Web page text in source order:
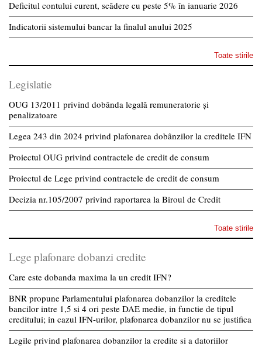
Deficitul contului curent, scădere cu peste 5% în ianuarie 2026
Indicatorii sistemului bancar la finalul anului 2025
Toate stirile
Legislatie
OUG 13/2011 privind dobânda legală remuneratorie și
penalizatoare
Legea 243 din 2024 privind plafonarea dobânzilor la creditele IFN
Proiectul OUG privind contractele de credit de consum
Proiectul de Lege privind contractele de credit de consum
Decizia nr.105/2007 privind raportarea la Biroul de Credit
Toate stirile
Lege plafonare dobanzi credite
Care este dobanda maxima la un credit IFN?
BNR propune Parlamentului plafonarea dobanzilor la creditele
bancilor intre 1,5 si 4 ori peste DAE medie, in functie de tipul
creditului; in cazul IFN-urilor, plafonarea dobanzilor nu se justifica
Legile privind plafonarea dobanzilor la credite si a datoriilor